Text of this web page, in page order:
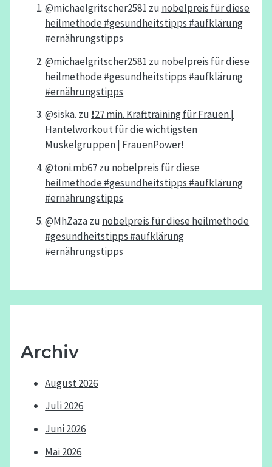
@michaelgritscher2581 zu nobelpreis für diese
heilmethode #gesundheitstipps #aufklärung
#ernährungstipps
@michaelgritscher2581 zu nobelpreis für diese
heilmethode #gesundheitstipps #aufklärung
#ernährungstipps
@siska. zu ❗️27 min. Krafttraining für Frauen |
Hantelworkout für die wichtigsten
Muskelgruppen | FrauenPower!
@toni.mb67zu nobelpreis für diese
heilmethode #gesundheitstipps #aufklärung
#ernährungstipps
@MhZazazu nobelpreis für diese heilmethode
#gesundheitstipps #aufklärung
#ernährungstipps
Archiv
August 2026
Juli 2026
Juni 2026
Mai 2026